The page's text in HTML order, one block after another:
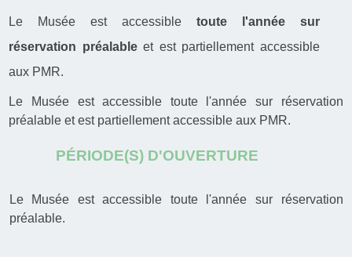
Le Musée est accessible toute l'année sur
réservation préalableet est partiellement accessible
aux PMR.
Le Musée est accessible toute l'année sur réservation
préalable et est partiellement accessible aux PMR.
PÉRIODE(S) D'OUVERTURE
Le Musée est accessible toute l'année sur réservation
préalable.